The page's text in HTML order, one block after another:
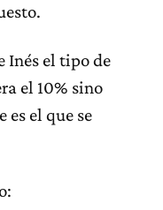
Inés el tipo de
el 10% sino
es el que se